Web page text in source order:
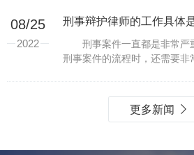
辩词撰写...
08/25
2022
刑事辩护律师的工作具体
刑事案件一直都是非常严
刑事案件的流程时，还需要
更多新闻